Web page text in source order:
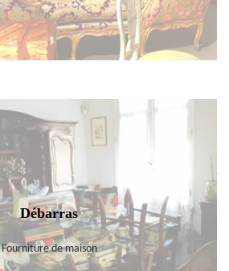
Débarras
Fourniture de maison